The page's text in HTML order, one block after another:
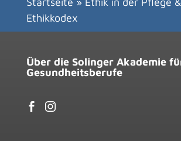
Ethikkodex
Über die Solinger Akademie
Gesundheitsberufe
 